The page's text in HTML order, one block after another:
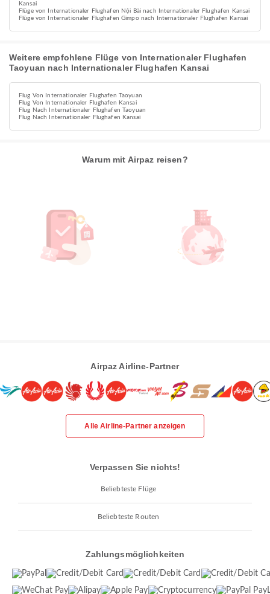
Kansai
Flüge von Internationaler Flughafen Nội Bài nach Internationaler Flughafen Kansai
Flüge von Internationaler Flughafen Gimpo nach Internationaler Flughafen Kansai
Weitere empfohlene Flüge von Internationaler Flughafen
Taoyuan nach Internationaler Flughafen Kansai
Flug Von Internationaler Flughafen Taoyuan
Flug Von Internationaler Flughafen Kansai
Flug Nach Internationaler Flughafen Taoyuan
Flug Nach Internationaler Flughafen Kansai
Warum mit Airpaz reisen?
Airpaz Airline-Partner
Alle Airline-Partner anzeigen
Verpassen Sie nichts!
Beliebteste Flüge
Beliebteste Routen
Zahlungsmöglichkeiten